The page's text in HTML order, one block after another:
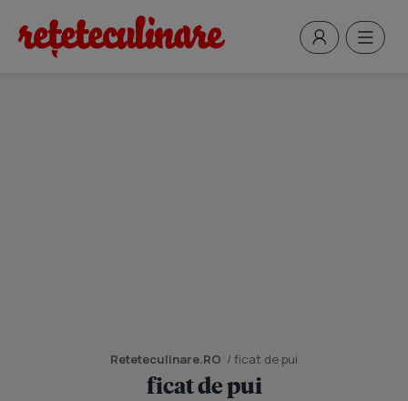
Reteteculinare.RO / ficat de pui
ficat de pui